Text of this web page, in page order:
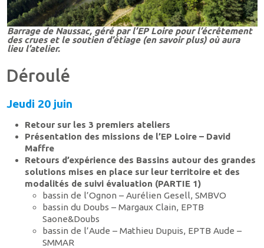
Barrage de Naussac, géré par l’EP Loire pour l’écrêtement
des crues et le soutien d’étiage (en savoir plus) où aura
lieu l’atelier.
Déroulé
Jeudi 20 juin
Retour sur les 3 premiers ateliers
Présentation des missions de l’EP Loire – David
Maffre
Retours d’expérience des Bassins autour des grandes
solutions mises en place sur leur territoire et des
modalités de suivi évaluation (PARTIE 1)
bassin de l’Ognon – Aurélien Gesell, SMBVO
bassin du Doubs – Margaux Clain, EPTB
Saone&Doubs
bassin de l’Aude – Mathieu Dupuis, EPTB Aude –
SMMAR